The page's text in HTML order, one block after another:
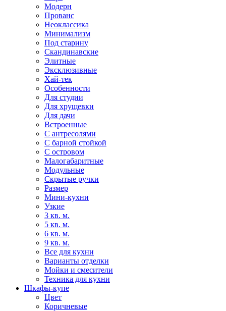
Модерн
Прованс
Неоклассика
Минимализм
Под старину
Скандинавские
Элитные
Эксклюзивные
Хай-тек
Особенности
Для студии
Для хрущевки
Для дачи
Встроенные
С антресолями
С барной стойкой
С островом
Малогабаритные
Модульные
Скрытые ручки
Размер
Мини-кухни
Узкие
3 кв. м.
5 кв. м.
6 кв. м.
9 кв. м.
Все для кухни
Варианты отделки
Мойки и смесители
Техника для кухни
Шкафы-купе
Цвет
Коричневые